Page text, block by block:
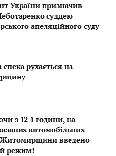
України призначив
суддею
апеляційного суду
рухається на
з 12-ї години, на
автомобільних
Житомирщини введено
режим!